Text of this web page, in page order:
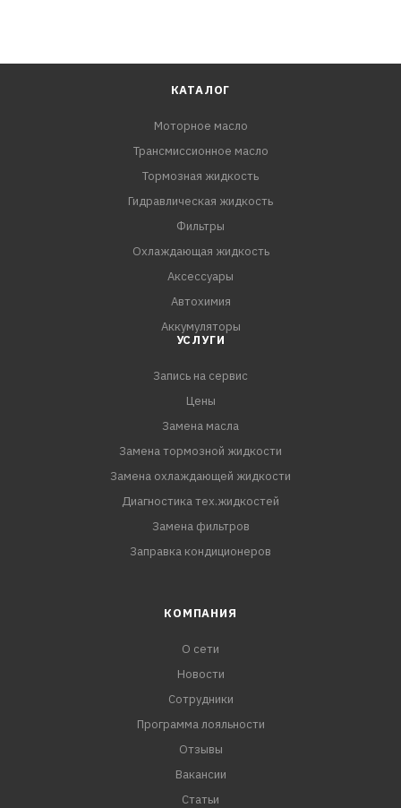
КАТАЛОГ
Моторное масло
Трансмиссионное масло
Тормозная жидкость
Гидравлическая жидкость
Фильтры
Охлаждающая жидкость
Аксессуары
Автохимия
Аккумуляторы
УСЛУГИ
Запись на сервис
Цены
Замена масла
Замена тормозной жидкости
Замена охлаждающей жидкости
Диагностика тех.жидкостей
Замена фильтров
Заправка кондиционеров
КОМПАНИЯ
О сети
Новости
Сотрудники
Программа лояльности
Отзывы
Вакансии
Статьи